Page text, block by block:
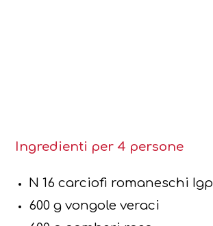
Ingredienti per 4 persone
N 16 carciofi romaneschi Igp
600 g vongole veraci